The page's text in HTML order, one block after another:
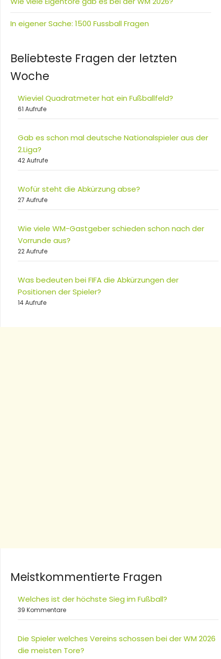
In eigener Sache: 1500 Fussball Fragen
Beliebteste Fragen der letzten
Woche
Wieviel Quadratmeter hat ein Fußballfeld?
61 Aufrufe
Gab es schon mal deutsche Nationalspieler aus der
2.Liga?
42 Aufrufe
Wofür steht die Abkürzung abse?
27 Aufrufe
Wie viele WM-Gastgeber schieden schon nach der
Vorrunde aus?
22 Aufrufe
Was bedeuten bei FIFA die Abkürzungen der
Positionen der Spieler?
14 Aufrufe
Meistkommentierte Fragen
Welches ist der höchste Sieg im Fußball?
39 Kommentare
Die Spieler welches Vereins schossen bei der WM 2026
die meisten Tore?